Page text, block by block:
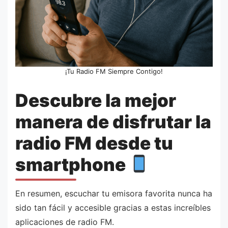
¡Tu Radio FM Siempre Contigo!
Descubre la mejor
manera de disfrutar la
radio FM desde tu
smartphone
En resumen, escuchar tu emisora favorita nunca ha
sido tan fácil y accesible gracias a estas increíbles
aplicaciones de radio FM.